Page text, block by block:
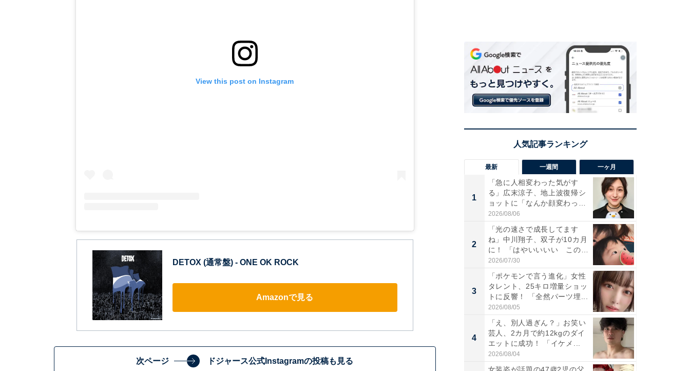
View this post on Instagram
DETOX (通常盤) - ONE OK ROCK
Amazonで見る
次ページ ドジャース公式Instagramの投稿も見る
最新 一週間 一ヶ月
1
「急に人相変わった気がす
る」広末涼子、地上波復帰シ
ョットに「なんか顔変わっ
た」の...
2026/08/06
2
「光の速さで成長してます
ね」中川翔子、双子が10カ月
に！ 「はやいいいい この
前...
2026/07/30
3
「ポケモンで言う進化」女性
タレント、25キロ増量ショッ
トに反響！ 「全然パーツ埋...
2026/08/05
4
「え、別人過ぎん？」お笑い
芸人、2カ月で約12kgのダイ
エットに成功！ 「イケメ...
2026/08/04